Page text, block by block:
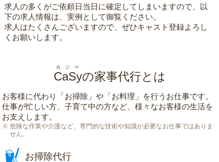
求人の多くがご依頼日当日に確定してしまいますので、以
下の求人情報は、実例として御覧ください。
求人はたくさんございますので、ぜひキャスト登録よろし
くお願いします。
CaSy
カジー
の家事代行とは
お客様に代わり「 お掃除 」や「 お料理 」を行うお仕事です。
仕事が忙しい方、子育て中の方など、様々なお客様の生活を
お支えします。
危険な作業や介護など、専門的な技術や知識が必要なお仕事ではありま
せん。
お掃除代行